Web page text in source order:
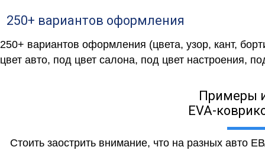
250+ вариантов оформления
250+ вариантов оформления (цвета, узор, кант,
цвет авто, под цвет салона, под цвет настроения,
Примеры
EVA-
Стоить заострить внимание, что на разных авто